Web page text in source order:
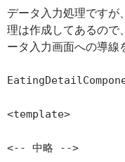
データ入力処理ですが
理は作成してあるので
ータ入力画面への導線
<template>
<-- 中略 -->